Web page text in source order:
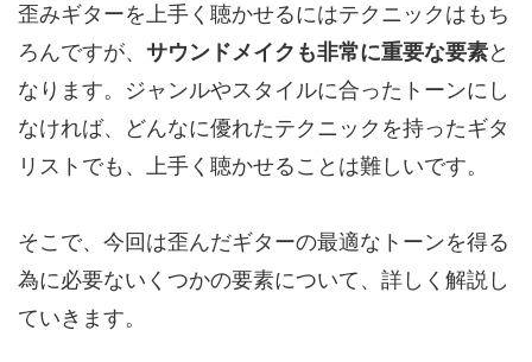
歪みギターを上手く聴かせるにはテクニックはもち
ろんですが、 サウンドメイクも非常に重要な要素と
なります。ジャンルやスタイルに合ったトーンにし
なければ、どんなに優れたテクニックを持ったギタ
リストでも、上手く聴かせることは難しいです。
そこで、今回は歪んだギターの最適なトーンを得る
為に必要ないくつかの要素について、詳しく解説し
ていきます。